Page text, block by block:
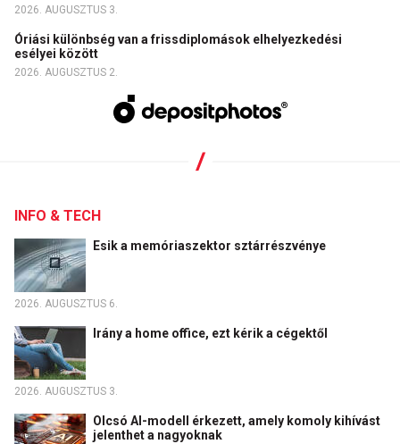
2026. AUGUSZTUS 3.
Óriási különbség van a frissdiplomások elhelyezkedési
esélyei között
2026. AUGUSZTUS 2.
INFO & TECH
Esik a memóriaszektor sztárrészvénye
2026. AUGUSZTUS 6.
Irány a home office, ezt kérik a cégektől
2026. AUGUSZTUS 3.
Olcsó AI-modell érkezett, amely komoly kihívást
jelenthet a nagyoknak